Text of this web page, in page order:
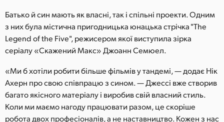
Батько й син мають як власні, так і спільні проекти. Одним
з них була містична пригодницька юнацька стрічка "The
Legend of the Five", режисером якої виступила зірка
серіалу «Скажений Макс» Джоанн Семюел.
«Ми б хотіли робити більше фільмів у тандемі, — додає Нік
Ахерн про свою співпрацю з сином. — Джесcі вже створив
багато якісного матеріалу і виробив свій власний стиль.
Коли ми маємо нагоду працювати разом, це скоріше
робота двох професіоналів, а не наставництво. Кожен з нас